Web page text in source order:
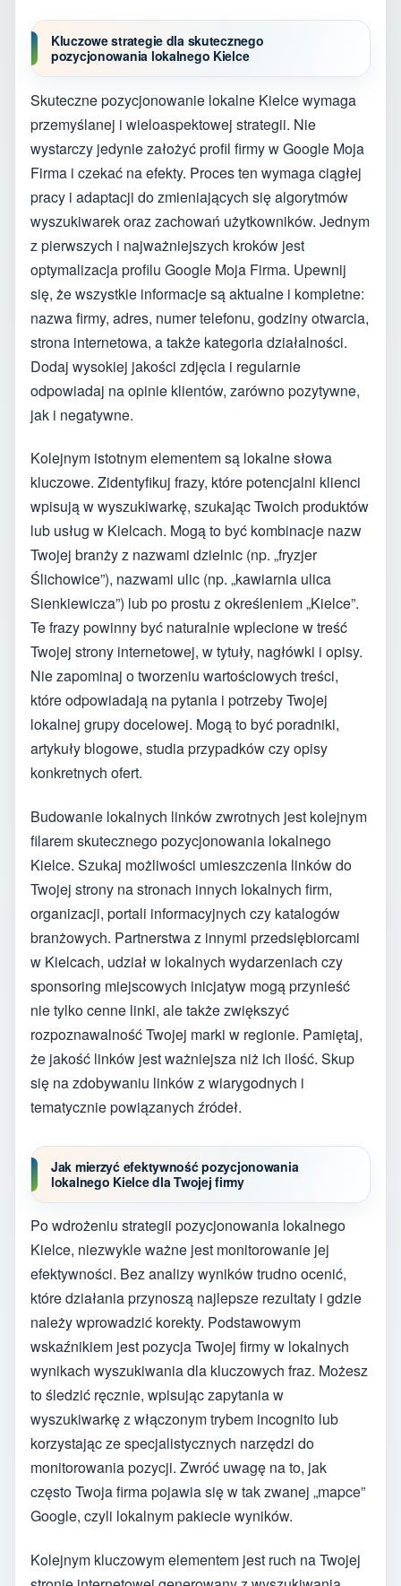
Kluczowe strategie dla skutecznego
pozycjonowania lokalnego Kielce
Skuteczne pozycjonowanie lokalne Kielce wymaga
przemyślanej i wieloaspektowej strategii. Nie
wystarczy jedynie założyć profil firmy w Google Moja
Firma i czekać na efekty. Proces ten wymaga ciągłej
pracy i adaptacji do zmieniających się algorytmów
wyszukiwarek oraz zachowań użytkowników. Jednym
z pierwszych i najważniejszych kroków jest
optymalizacja profilu Google Moja Firma. Upewnij
się, że wszystkie informacje są aktualne i kompletne:
nazwa firmy, adres, numer telefonu, godziny otwarcia,
strona internetowa, a także kategoria działalności.
Dodaj wysokiej jakości zdjęcia i regularnie
odpowiadaj na opinie klientów, zarówno pozytywne,
jak i negatywne.
Kolejnym istotnym elementem są lokalne słowa
kluczowe. Zidentyfikuj frazy, które potencjalni klienci
wpisują w wyszukiwarkę, szukając Twoich produktów
lub usług w Kielcach. Mogą to być kombinacje nazw
Twojej branży z nazwami dzielnic (np. „fryzjer
Ślichowice”), nazwami ulic (np. „kawiarnia ulica
Sienkiewicza”) lub po prostu z określeniem „Kielce”.
Te frazy powinny być naturalnie wplecione w treść
Twojej strony internetowej, w tytuły, nagłówki i opisy.
Nie zapominaj o tworzeniu wartościowych treści,
które odpowiadają na pytania i potrzeby Twojej
lokalnej grupy docelowej. Mogą to być poradniki,
artykuły blogowe, studia przypadków czy opisy
konkretnych ofert.
Budowanie lokalnych linków zwrotnych jest kolejnym
filarem skutecznego pozycjonowania lokalnego
Kielce. Szukaj możliwości umieszczenia linków do
Twojej strony na stronach innych lokalnych firm,
organizacji, portali informacyjnych czy katalogów
branżowych. Partnerstwa z innymi przedsiębiorcami
w Kielcach, udział w lokalnych wydarzeniach czy
sponsoring miejscowych inicjatyw mogą przynieść
nie tylko cenne linki, ale także zwiększyć
rozpoznawalność Twojej marki w regionie. Pamiętaj,
że jakość linków jest ważniejsza niż ich ilość. Skup
się na zdobywaniu linków z wiarygodnych i
tematycznie powiązanych źródeł.
Jak mierzyć efektywność pozycjonowania
lokalnego Kielce dla Twojej firmy
Po wdrożeniu strategii pozycjonowania lokalnego
Kielce, niezwykle ważne jest monitorowanie jej
efektywności. Bez analizy wyników trudno ocenić,
które działania przynoszą najlepsze rezultaty i gdzie
należy wprowadzić korekty. Podstawowym
wskaźnikiem jest pozycja Twojej firmy w lokalnych
wynikach wyszukiwania dla kluczowych fraz. Możesz
to śledzić ręcznie, wpisując zapytania w
wyszukiwarkę z włączonym trybem incognito lub
korzystając ze specjalistycznych narzędzi do
monitorowania pozycji. Zwróć uwagę na to, jak
często Twoja firma pojawia się w tak zwanej „mapce”
Google, czyli lokalnym pakiecie wyników.
Kolejnym kluczowym elementem jest ruch na Twojej